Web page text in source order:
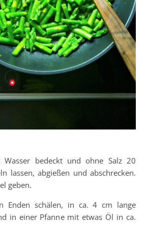
bedeckt und ohne Salz 20
lassen, abgießen und abschrecken.
geben.
Enden schälen, in ca. 4 cm lange
in einer Pfanne mit etwas Öl in ca.